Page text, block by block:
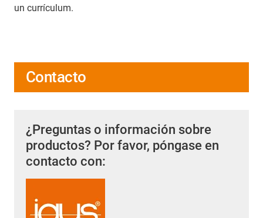
un currículum.
Contacto
¿Preguntas o información sobre
productos? Por favor, póngase en
contacto con: